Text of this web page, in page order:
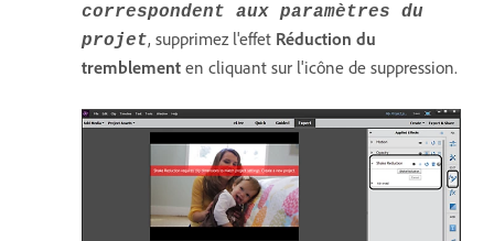
correspondent aux paramètres du
projet, supprimez l'effet Réduction du
tremblement en cliquant sur l'icône de suppression.